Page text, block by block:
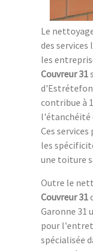
Le
des
les
Couvreur 31
contribue à
l'étanchéité
Ces
les
une toiture
Outre le
Couvreur 31
Garonne 31
pour
spécialisée